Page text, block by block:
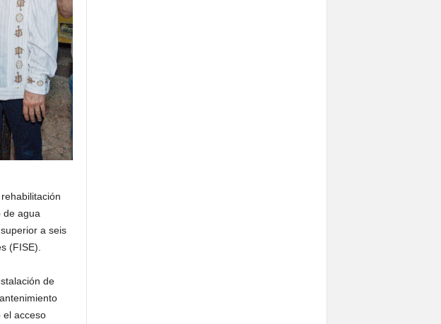
de agua
a seis
(FISE).
de
el acceso